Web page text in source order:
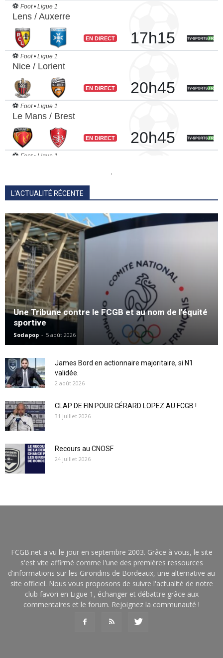
.
L'ACTUALITÉ RÉCENTE
Une Tribune contre le FCGB et au nom de l’équité
sportive
Sodapop - 5 août 2026
James Bord en actionnaire majoritaire, si N1
validée.
2 août 2026
CLAP DE FIN POUR GÉRARD LOPEZ AU FCGB !
31 juillet 2026
Recours au CNOSF
24 juillet 2026
FCGB.net a vu le jour en septembre 2003. Grâce à vous, le site
s'est vite affirmé comme l'une des premières ressources
d'informations sur les Girondins de Bordeaux, une alternative au
site officiel. Nous vous proposons de suivre l'actualité de notre
club favori en Ligue 1, échanger et débattre grâce aux
commentaires et le forum. Rejoignez la communauté !